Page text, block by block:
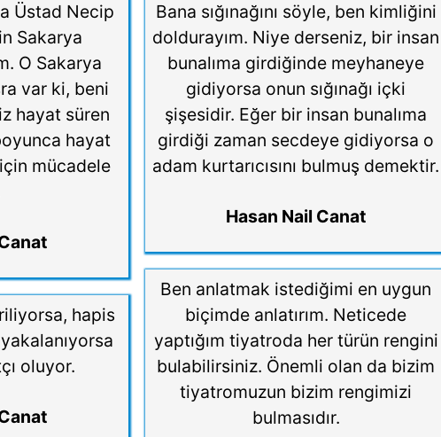
Üstad Necip
Sakarya
O Sakarya
var ki, beni
hayat süren
hayat
mücadele
hapis
oluyor.
Bana sığınağını söyle, ben kimliğini
doldurayım. Niye derseniz, bir insan
bunalıma girdiğinde meyhaneye
gidiyorsa onun sığınağı içki
şişesidir. Eğer bir insan bunalıma
girdiği zaman secdeye gidiyorsa o
adam kurtarıcısını bulmuş demektir.
Hasan Nail Canat
Ben anlatmak istediğimi en uygun
biçimde anlatırım. Neticede
yaptığım tiyatroda her türün rengini
bulabilirsiniz. Önemli olan da bizim
tiyatromuzun bizim rengimizi
bulmasıdır.